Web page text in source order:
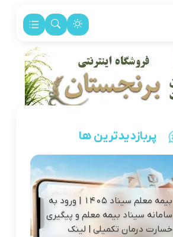
پربازدیدترین ها
بیمه معلم سیناد ۱۴۰۵ | ورود به
سامانه سیناد بیمه معلم و پیگیری
خسارت درمان تکمیلی | لینک